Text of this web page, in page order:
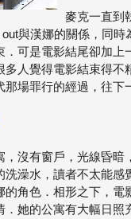
麥克一直到
與漢娜的關係，同
．可是電影結尾卻加
多人覺得電影結束得不
場罪行的經過，往下
，沒有窗戶，光線昏暗
洗澡水，讀者不太能感
的角色．相形之下，電
她的公寓有大幅日照